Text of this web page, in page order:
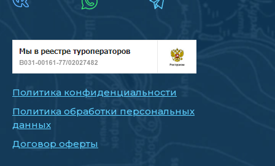
Политика конфиденциальности
Политика обработки персональных
данных
Договор оферты